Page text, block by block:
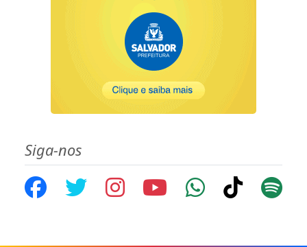
Siga-nos